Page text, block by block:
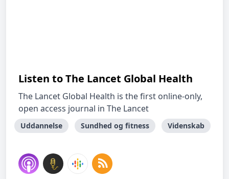
Listen to The Lancet Global Health
The Lancet Global Health is the first online-only,
open access journal in The Lancet
Uddannelse Sundhed og fitness Videnskab